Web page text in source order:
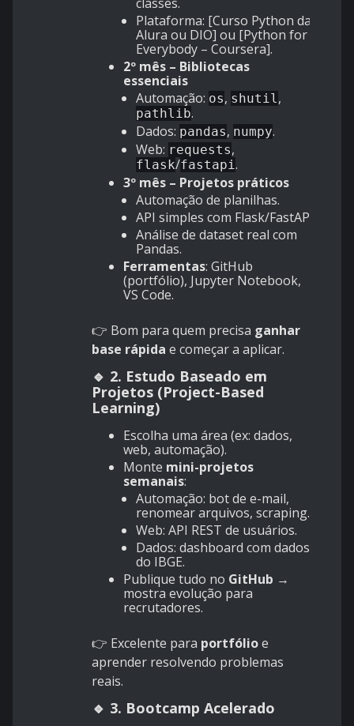
Plataforma: [Curso Python da
Alura ou DIO] ou [Python for
Everybody – Coursera].
2º mês – Bibliotecas
essenciais
Automação: os, shutil,
pathlib.
Dados: pandas, numpy.
Web: requests,
flask/fastapi.
3º mês – Projetos práticos
Automação de planilhas.
API simples com Flask/FastAPI.
Análise de dataset real com
Pandas.
Ferramentas: GitHub
(portfólio), Jupyter Notebook,
VS Code.
👉 Bom para quem precisa ganhar
base rápida e começar a aplicar.
🔹 2. Estudo Baseado em
Projetos (Project-Based
Learning)
Escolha uma área (ex: dados,
web, automação).
Monte mini-projetos
semanais:
Automação: bot de e-mail,
renomear arquivos, scraping.
Web: API REST de usuários.
Dados: dashboard com dados
do IBGE.
Publique tudo no GitHub →
mostra evolução para
recrutadores.
👉 Excelente para portfólioe
aprender resolvendo problemas
reais.
🔹 3. Bootcamp Acelerado